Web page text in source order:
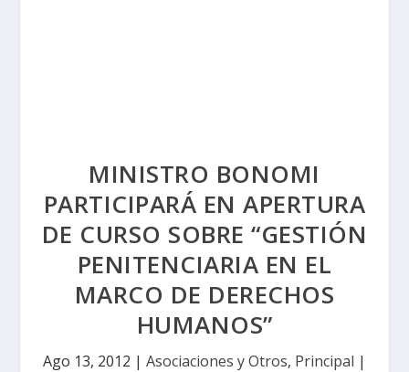
MINISTRO BONOMI
PARTICIPARÁ EN APERTURA
DE CURSO SOBRE “GESTIÓN
PENITENCIARIA EN EL
MARCO DE DERECHOS
HUMANOS”
Ago 13, 2012 | Asociaciones y Otros, Principal |